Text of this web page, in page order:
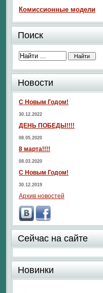
Комиссионные модели
Поиск
Новости
С Новым Годом!
30.12.2022
ДЕНЬ ПОБЕДЫ!!!!
08.05.2020
8 марта!!!!
08.03.2020
С Новым Годом!
30.12.2019
Архив новостей
Сейчас на сайте
Новинки